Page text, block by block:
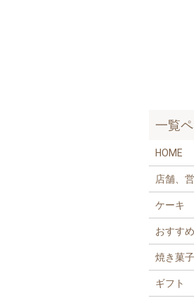
一覧
HOME
店舗、
ケーキ
おすす
焼き菓子
ギフト